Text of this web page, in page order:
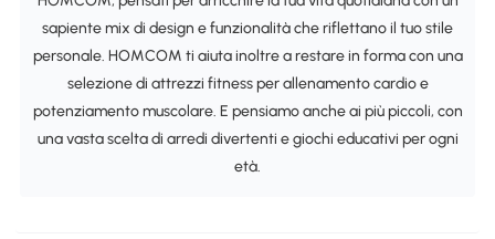
sapiente mix di design e funzionalità che riflettano il tuo stile
personale. HOMCOM ti aiuta inoltre a restare in forma con una
selezione di attrezzi fitness per allenamento cardio e
potenziamento muscolare. E pensiamo anche ai più piccoli, con
una vasta scelta di arredi divertenti e giochi educativi per ogni
età.